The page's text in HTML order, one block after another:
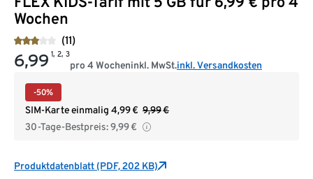
Wochen
(11)
6,99 1, 2, 3
pro 4 Wocheninkl. MwSt.inkl. Versandkosten
-50%
SIM-Karte einmalig 4,99€ 9,99€
30-Tage-Bestpreis:9,99€
Produktdatenblatt (PDF, 202 KB)